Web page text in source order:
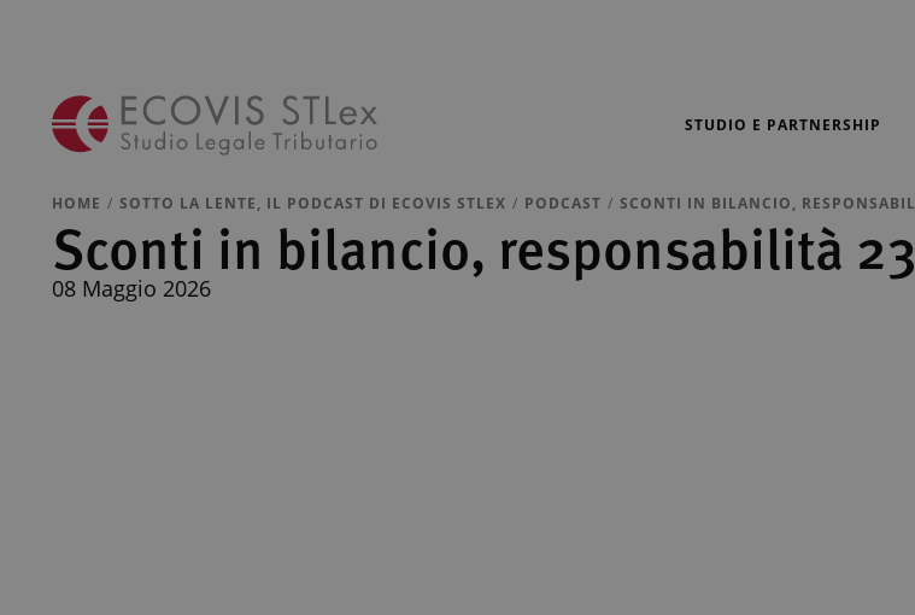
STUDIO E PARTNERSHIP
HOME SOTTO LA LENTE, IL PODCAST DI ECOVIS STLEX PODCAST SCONTI IN BILANCIO,
Sconti in bilancio, responsabilità
08 Maggio 2026